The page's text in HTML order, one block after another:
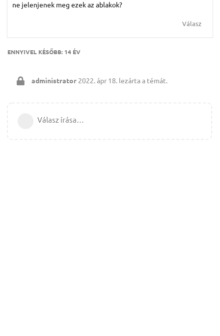
ne jelenjenek meg ezek az ablakok?
Válasz
ENNYIVEL KÉSŐBB: 14 ÉV
administrator 2022. ápr 18. lezárta a témát.
Válasz írása…